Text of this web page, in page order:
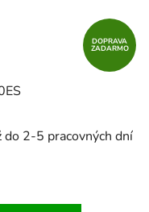
DOPRAVA
ZADARMO
do 2-5 pracovných dní